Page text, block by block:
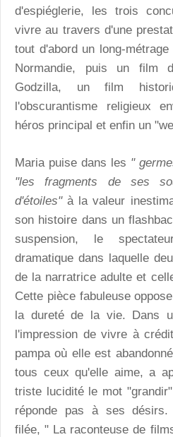
d'espiéglerie, les trois
vivre au travers d'une
tout d'abord un long-
Normandie, puis un film
Godzilla, un film
l'obscurantisme religieux
héros principal et enfin un
Maria puise dans les "
"les fragments de ses
d'étoiles"à la valeur
son histoire dans un
suspension, le
dramatique dans laquelle
de la narratrice adulte et
Cette pièce fabuleuse
la dureté de la vie. Dans
l'impression de vivre à
pampa où elle est
tous ceux qu'elle aime, a
triste lucidité le mot
réponde pas à ses désirs.
filée, " La raconteuse de